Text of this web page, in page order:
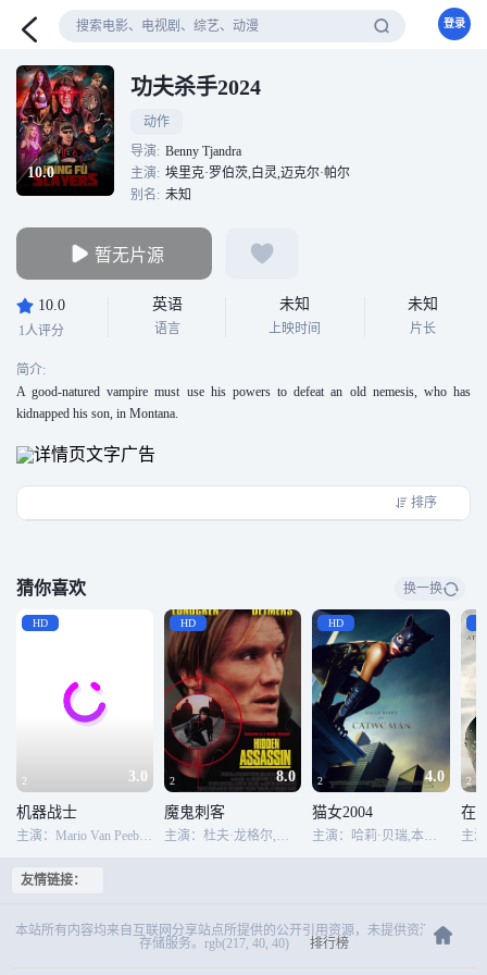
登录
10.0
功夫杀手2024
动作
导演: Benny Tjandra
主演: 埃里克·罗伯茨,白灵,迈克尔·帕尔
别名: 未知
暂无片源
10.0
1人评分
英语
语言
未知
上映时间
未知
片长
简介:
A good-natured vampire must use his powers to defeat an old nemesis, who has
kidnapped his son, in Montana.
排序
猜你喜欢 换一换
2 3.0
HD
机器战士
主演：Mario Van Peebles,Adrien Brody
2 8.0
HD
魔鬼刺客
主演：杜夫·龙格尔,玛鲁施卡·迪特马斯,约翰·阿什顿
2 4.0
HD
猫女2004
主演：哈莉·贝瑞,本杰明·布拉特,莎朗·斯通,朗贝尔·维尔森,弗兰西丝·康罗伊
2
在
主
友情链接：
本站所有内容均来自互联网分享站点所提供的公开引用资源，未提供资源上传、
存储服务。rgb(217, 40, 40)
排行榜